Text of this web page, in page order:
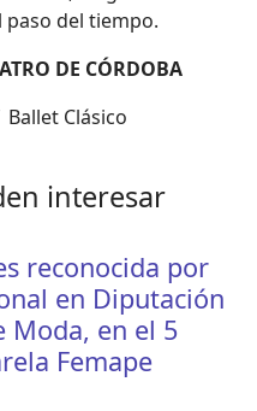
paso del tiempo.
DE CÓRDOBA
Ballet Clásico
interesar
reconocida por
en Diputación
Moda, en el 5
Femape